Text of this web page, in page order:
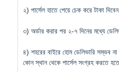
২) পার্সেল হাতে পেয়ে চেক করে টাকা
৩) অর্ডার করার পর ২-৭ দিনের মধ্যে
৪) শহরের বাইরে হোম ডেলিভারি সম্ভব না
কোন স্থান থেকে পার্সেল সংগ্রহ করতে